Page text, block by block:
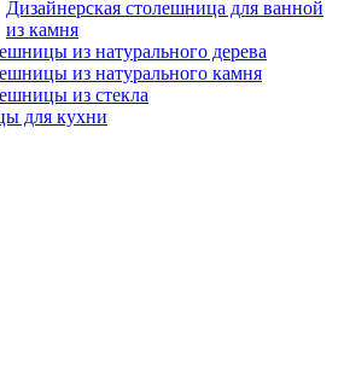
Дизайнерская столешница для ванной
из камня
из натурального дерева
из натурального камня
из стекла
для кухни